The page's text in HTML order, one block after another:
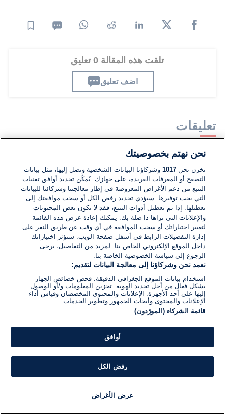
تلقت هذه المقالة 0 تعليق
اضف تعليق
تعليقات
لا توجد تعليقات مكتوبة حتى الآن. كن الأول!
اكتب تعليقًا جديدًا ...
نحن نهتم بخصوصيتك
نخزن نحن1017 وشركاؤنا البيانات الشخصية ونصل إليها، مثل بيانات
التصفح أو المعرفات الفريدة، على جهازك. يُمكّن تحديد أوافق تقنيات
التتبع من دعم الأغراض المعروضة في إطار معالجتنا وشركائنا للبيانات
التي يجب توفيرها. سيؤدي تحديد رفض الكل أو سحب موافقتك إلى
تعطيلها. إذا تم تعطيل أدوات التتبع، فقد لا تكون بعض المحتويات
والإعلانات التي تراها ذا صلة بك. يمكنك إعادة عرض هذه القائمة
لتغيير اختياراتك أو سحب الموافقة في أي وقت عن طريق النقر على
إدارة التفضيلات الرابط في أسفل صفحة الويب. ستؤثر اختياراتك
داخل الموقع الإلكتروني الخاص بنا. لمزيد من التفاصيل، يرجى
الرجوع إلى سياسة الخصوصية الخاصة بنا.
نعمد نحن وشركاؤنا إلى معالجة البيانات لتقديم:
استخدام بيانات الموقع الجغرافي الدقيقة. فحص خصائص الجهاز
بشكل فعال من أجل تحديد الهوية. تخزين المعلومات و/أو الوصول
إليها على أحد الأجهزة. الإعلانات والمحتوى المخصصان وقياس أداء
الإعلانات والمحتوى وأبحاث الجمهور وتطوير الخدمات.
قائمة الشركاء (المورّدون)
أوافق
رفض الكل
عرض الأغراض